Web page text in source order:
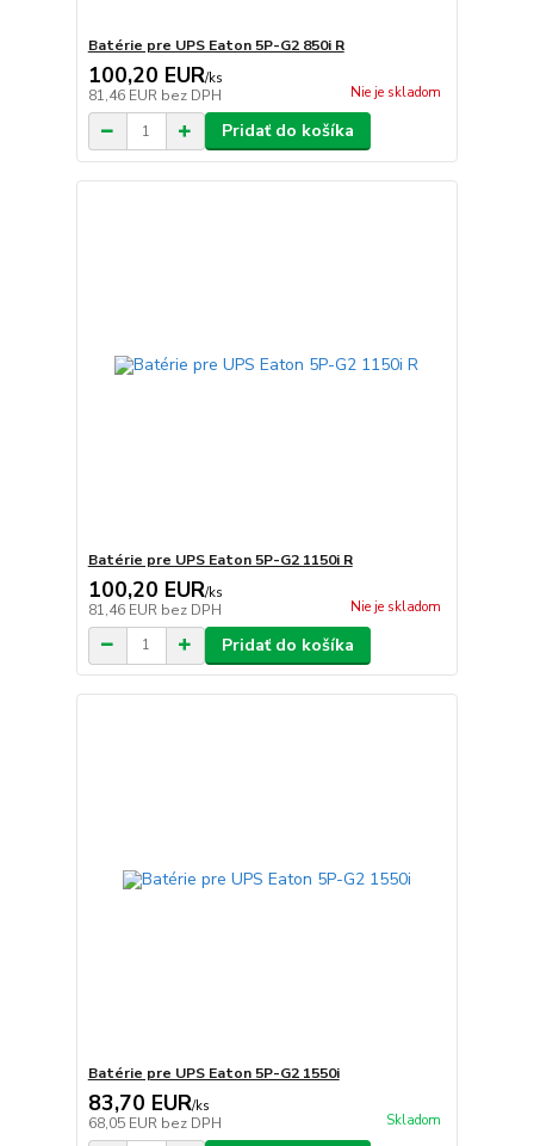
Batérie pre UPS Eaton 5P-G2 850i R
100,20 EUR/ks
81,46 EUR bez DPH Nie je skladom
Pridať do košíka
Batérie pre UPS Eaton 5P-G2 1150i R
100,20 EUR/ks
81,46 EUR bez DPH Nie je skladom
Pridať do košíka
Batérie pre UPS Eaton 5P-G2 1550i
83,70 EUR/ks
68,05 EUR bez DPH Skladom